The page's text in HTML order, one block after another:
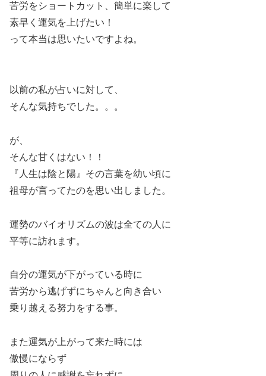
苦労をショートカット、簡単に楽して
素早く運気を上げたい！
って本当は思いたいですよね。
以前の私が占いに対して、
そんな気持ちでした。。。
が、
そんな甘くはない！！
『人生は陰と陽』その言葉を幼い頃に
祖母が言ってたのを思い出しました。
運勢のバイオリズムの波は全ての人に
平等に訪れます。
自分の運気が下がっている時に
苦労から逃げずにちゃんと向き合い
乗り越える努力をする事。
また運気が上がって来た時には
傲慢にならず